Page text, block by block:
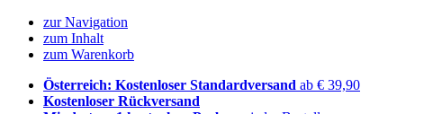
zur Navigation
zum Inhalt
zum Warenkorb
Österreich: Kostenloser Standardversand ab € 39,90
Kostenloser Rückversand